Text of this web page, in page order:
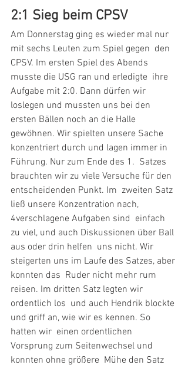
2:1 Sieg beim CPSV
Am Donnerstag ging es wieder mal nur
mit sechs Leuten zum Spiel gegen  den
CPSV. Im ersten Spiel des Abends
musste die USG ran und erledigte  ihre
Aufgabe mit 2:0. Dann dürfen wir
loslegen und mussten uns bei den
ersten Bällen noch an die Halle
gewöhnen. Wir spielten unsere Sache
konzentriert durch und lagen immer in
Führung. Nur zum Ende des 1.  Satzes
brauchten wir zu viele Versuche für den
entscheidenden Punkt. Im  zweiten Satz
ließ unsere Konzentration nach,
4verschlagene Aufgaben sind  einfach
zu viel, und auch Diskussionen über Ball
aus oder drin helfen  uns nicht. Wir
steigerten uns im Laufe des Satzes, aber
konnten das  Ruder nicht mehr rum
reisen. Im dritten Satz legten wir
ordentlich los  und auch Hendrik blockte
und griff an, wie wir es kennen. So
hatten wir  einen ordentlichen
Vorsprung zum Seitenwechsel und
konnten ohne größere  Mühe den Satz